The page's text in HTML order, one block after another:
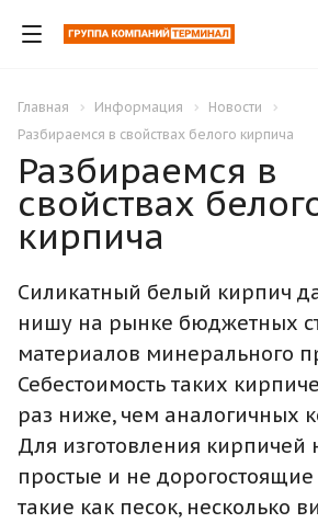
Главная Информация
Новости
Разбираемся в свойствах белого кирпича
Разбираемся в
свойствах
кирпича
Силикатный белый кирпич
нишу на рынке бюджетных
материалов минерального
Себестоимость таких
раз ниже, чем аналогичных
Для изготовления
простые и не
такие как песок, несколько